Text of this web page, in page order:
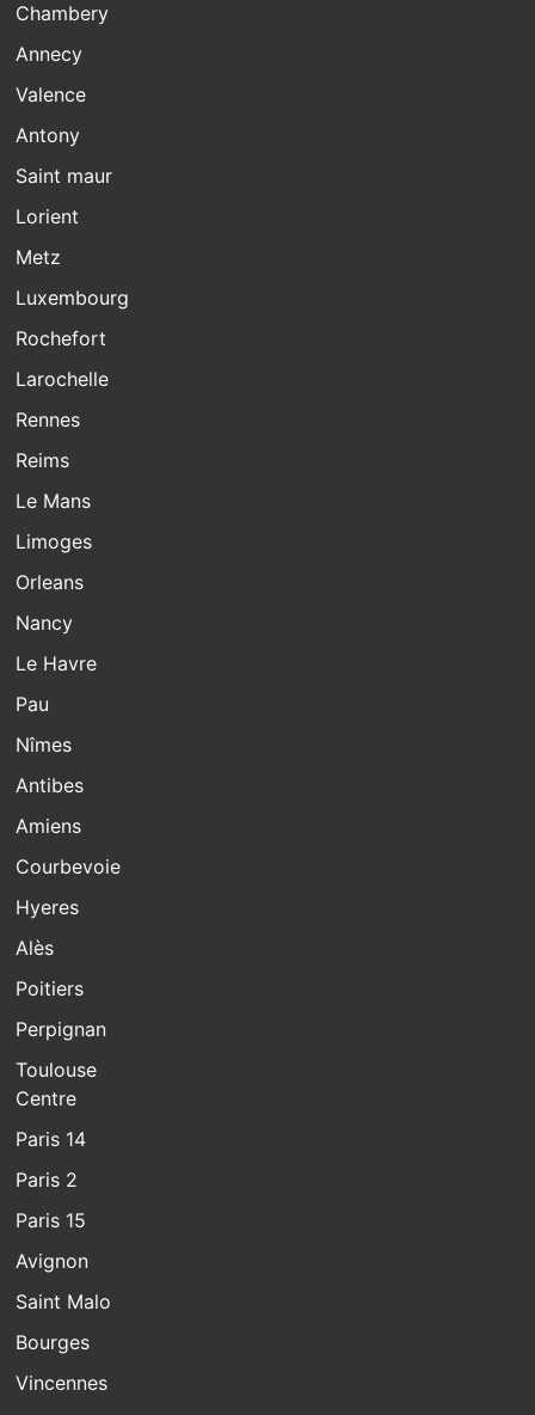
Chambery
Annecy
Valence
Antony
Saint maur
Lorient
Metz
Luxembourg
Rochefort
Larochelle
Rennes
Reims
Le Mans
Limoges
Orleans
Nancy
Le Havre
Pau
Nîmes
Antibes
Amiens
Courbevoie
Hyeres
Alès
Poitiers
Perpignan
Toulouse
Centre
Paris 14
Paris 2
Paris 15
Avignon
Saint Malo
Bourges
Vincennes